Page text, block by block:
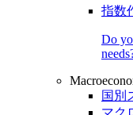
指数
Do
国別
マク